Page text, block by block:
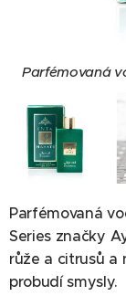
Parfémovaná
Parfémovaná
Parfémovaná
Series značky
růže a citrusů a
probudí smysly.